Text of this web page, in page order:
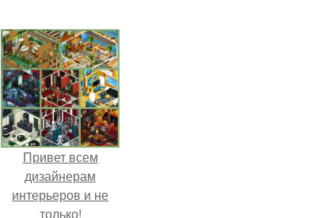
Привет всем
дизайнерам
интерьеров и не
только!